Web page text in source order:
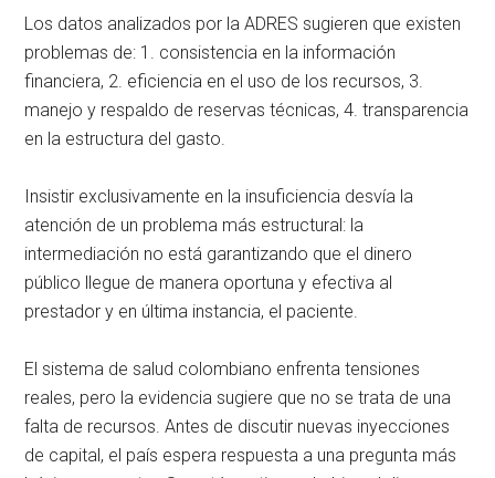
Los datos analizados por la ADRES sugieren que existen
problemas de: 1. consistencia en la información
financiera, 2. eficiencia en el uso de los recursos, 3.
manejo y respaldo de reservas técnicas, 4. transparencia
en la estructura del gasto.
Insistir exclusivamente en la insuficiencia desvía la
atención de un problema más estructural: la
intermediación no está garantizando que el dinero
público llegue de manera oportuna y efectiva al
prestador y en última instancia, el paciente.
El sistema de salud colombiano enfrenta tensiones
reales, pero la evidencia sugiere que no se trata de una
falta de recursos. Antes de discutir nuevas inyecciones
de capital, el país espera respuesta a una pregunta más